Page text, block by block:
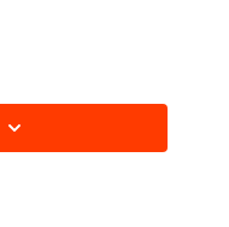
確認ください。
客様のご負担にな